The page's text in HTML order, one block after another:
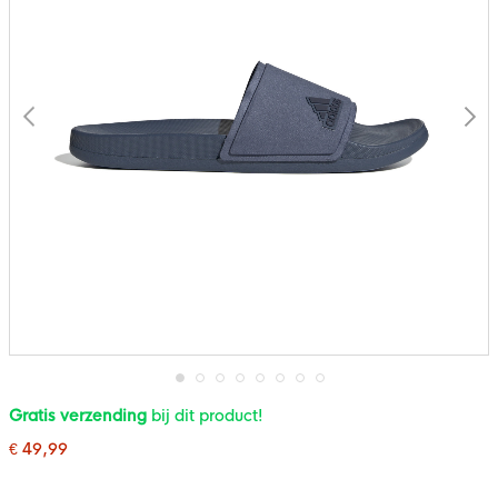
Ga
naar
begin
Gratis verzending bij dit product!
€ 49,99